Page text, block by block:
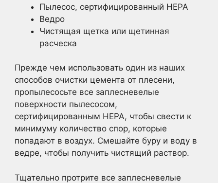
Пылесос, сертифицированный HEPA
Ведро
Чистящая щетка или щетинная
расческа
Прежде чем использовать один из наших
способов очистки цемента от плесени,
пропылесосьте все заплесневелые
поверхности пылесосом,
сертифицированным HEPA, чтобы свести к
минимуму количество спор, которые
попадают в воздух. Смешайте буру и воду в
ведре, чтобы получить чистящий раствор.
Тщательно протрите все заплесневелые